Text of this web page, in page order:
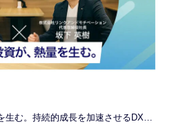
「意識×環境」が組織の自走を生む。持続的成長を加速させるDXの本質